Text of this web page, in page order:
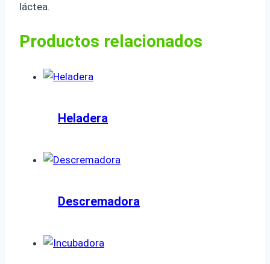
láctea.
Productos relacionados
Heladera
Descremadora